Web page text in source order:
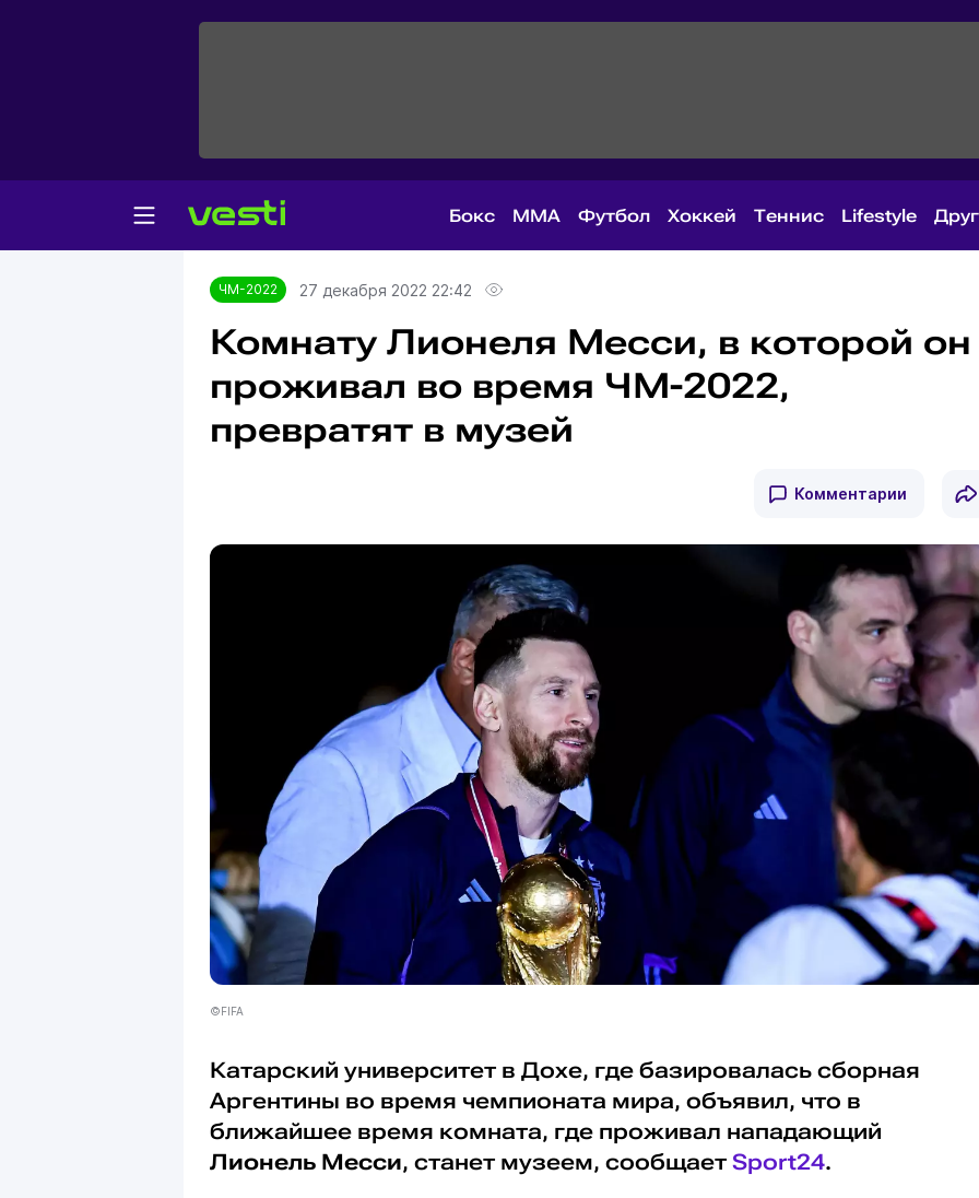
Бокс MMA Футбол Хоккей Теннис Lifestyle
Главная
ЧМ-2022
ЧМ-2022 27 декабря 2022 22:42
Комнату Лионеля Месси, в которой он
проживал во время ЧМ-2022,
превратят в музей
Комментарии
©FIFA
Катарский университет в Дохе, где базировалась сборная
Аргентины во время чемпионата мира, объявил, что в
ближайшее время комната, где проживал нападающий
Лионель Месси, станет музеем, сообщает Sport24.